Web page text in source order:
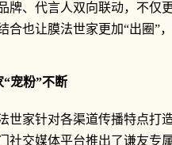
牌、代言人双向联动，不仅
合也让膜法世家更加“出圈”
宠粉”不断
世家针对各渠道传播特点打
社交媒体平台推出了谦友专